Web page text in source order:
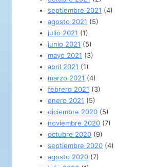
septiembre 2021 (4)
agosto 2021 (5)
julio 2021 (1)
junio 2021 (5)
mayo 2021 (3)
abril 2021 (1)
marzo 2021 (4)
febrero 2021 (3)
enero 2021 (5)
diciembre 2020 (5)
noviembre 2020 (7)
octubre 2020 (9)
septiembre 2020 (4)
agosto 2020 (7)